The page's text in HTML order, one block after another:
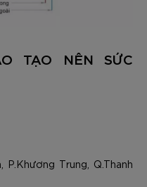
TẠO NÊN SỨC
P.Khương Trung, Q.Thanh